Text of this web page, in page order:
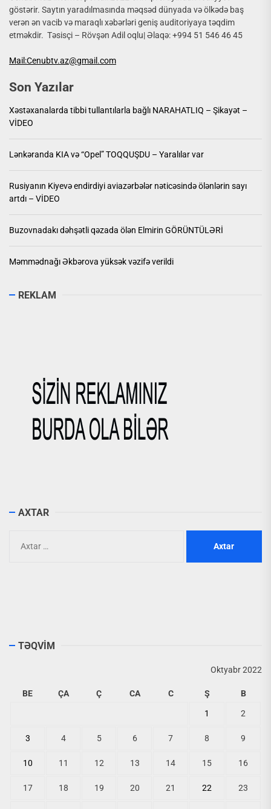
göstərir. Saytın yaradılmasında məqsəd dünyada və ölkədə baş
verən ən vacib və maraqlı xəbərləri geniş auditoriyaya təqdim
etməkdir. Təsisçi – Rövşən Adil oqlu| Əlaqə: +994 51 546 46 45
Mail:Cenubtv.az@gmail.com
Son Yazılar
Xəstəxanalarda tibbi tullantılarla bağlı NARAHATLIQ – Şikayət –
VİDEO
Lənkəranda KIA və “Opel” TOQQUŞDU – Yaralılar var
Rusiyanın Kiyevə endirdiyi aviazərbələr nəticəsində ölənlərin sayı
artdı – VİDEO
Buzovnadakı dəhşətli qəzada ölən Elmirin GÖRÜNTÜLƏRİ
Məmmədnağı Əkbərova yüksək vəzifə verildi
REKLAM
AXTAR
TƏQVİM
Oktyabr 2022
BE ÇA Ç CA C Ş B
1 2
3 4 5 6 7 8 9
10 11 12 13 14 15 16
17 18 19 20 21 22 23